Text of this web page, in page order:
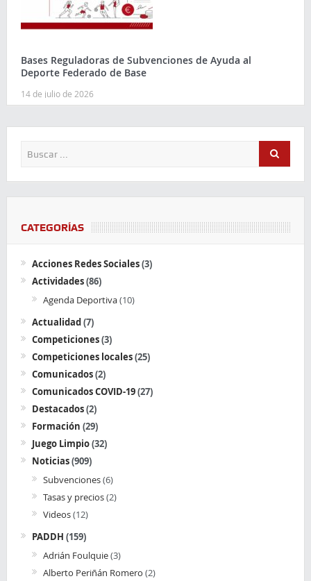
Bases Reguladoras de Subvenciones de Ayuda al
Deporte Federado de Base
14 de julio de 2026
CATEGORÍAS
Acciones Redes Sociales(3)
Actividades(86)
Agenda Deportiva(10)
Actualidad (7)
Competiciones(3)
Competiciones locales(25)
Comunicados(2)
Comunicados COVID-19(27)
Destacados(2)
Formación (29)
Juego Limpio(32)
Noticias(909)
Subvenciones(6)
Tasas y precios(2)
Videos(12)
PADDH (159)
Adrián Foulquie(3)
Alberto Periñán Romero (2)